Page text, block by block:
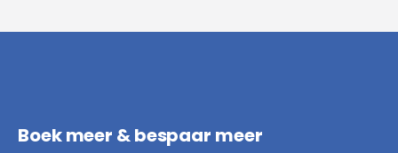
Boek meer & bespaar meer